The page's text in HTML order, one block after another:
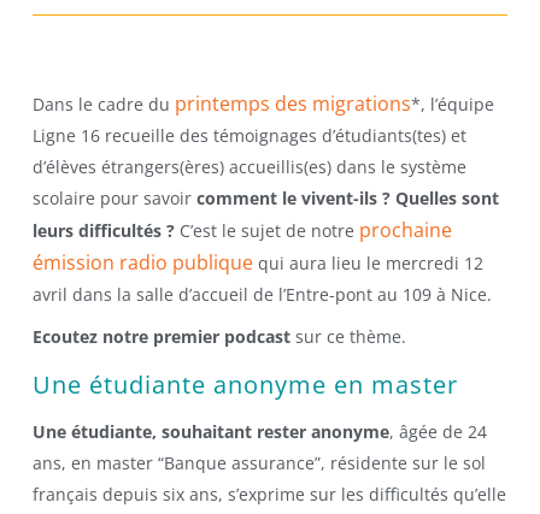
Dans le cadre du printemps des migrations*, l’équipe
Ligne 16 recueille des témoignages d’étudiants(tes) et
d’élèves étrangers(ères) accueillis(es) dans le système
scolaire pour savoir comment le vivent-ils ? Quelles sont
leurs difficultés ?C’est le sujet de notre prochaine
émission radio publiquequi aura lieu le mercredi 12
avril dans la salle d’accueil de l’Entre-pont au 109 à Nice.
Ecoutez notre premier podcastsur ce thème.
Une étudiante anonyme en master
Une étudiante, souhaitant rester anonyme, âgée de 24
ans, en master “Banque assurance”, résidente sur le sol
français depuis six ans, s’exprime sur les difficultés qu’elle